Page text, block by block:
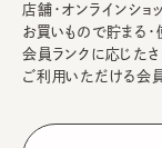
店舗・オンラインショ
お買いもので貯まる・
会員ランクに応じた
ご利用いただける会